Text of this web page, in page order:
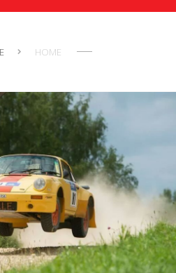
HOME